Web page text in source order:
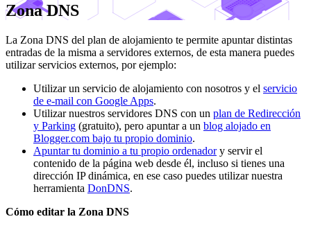
Zona DNS
La Zona DNS del plan de alojamiento te permite apuntar distintas
entradas de la misma a servidores externos, de esta manera puedes
utilizar servicios externos, por ejemplo:
Utilizar un servicio de alojamiento con nosotros y el servicio
de e-mail con Google Apps.
Utilizar nuestros servidores DNS con un plan de Redirección
y Parking (gratuito), pero apuntar a un blog alojado en
Blogger.com bajo tu propio dominio.
Apuntar tu dominio a tu propio ordenadory servir el
contenido de la página web desde él, incluso si tienes una
dirección IP dinámica, en ese caso puedes utilizar nuestra
herramienta DonDNS.
Cómo editar la Zona DNS